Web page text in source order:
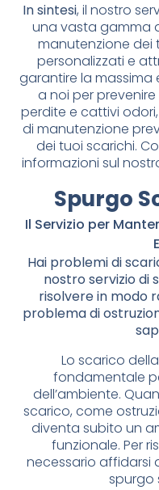
In sintesi, il nostro
una vasta gamma
manutenzione dei
personalizzati e
garantire la massima
a noi per
perdite e cattivi
di manutenzione
dei tuoi scarichi.
informazioni sul
Spurgo
Il Servizio per
Hai problemi di
nostro servizio di
risolvere in modo
problema di
Lo scarico
fondamentale
dell’ambiente.
scarico, come
diventa subito un
funzionale. Per
necessario affidarsi
spurgo